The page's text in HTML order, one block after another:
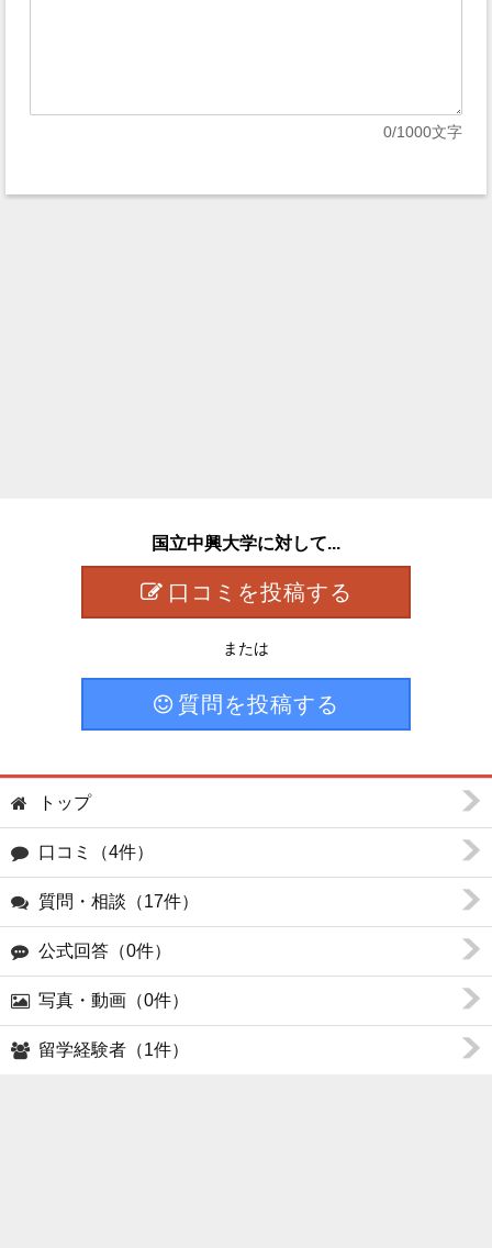
0/1000文字
国立中興大学に対して...
口コミを投稿する
または
質問を投稿する
トップ
口コミ（4件）
質問・相談（17件）
公式回答（0件）
写真・動画（0件）
留学経験者（1件）